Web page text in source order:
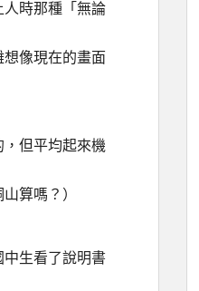
時那種「無論
像現在的畫面
，但平均起來機
算嗎？）
生看了說明書